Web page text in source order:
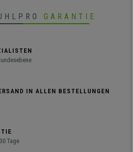
GARANTIE
IN ALLEN BESTELLUNGEN
Tage